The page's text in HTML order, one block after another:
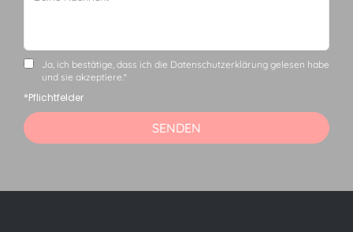
Ja, ich bestätige, dass ich die Datenschutzerklärung gelesen habe
und sie akzeptiere.*
*Pflichtfelder
SENDEN